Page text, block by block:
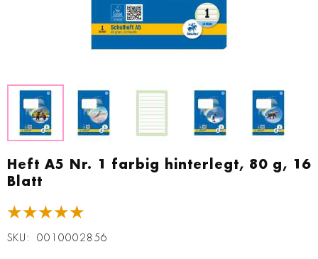
Heft A5 Nr. 1 farbig hinterlegt, 80 g, 16
Blatt
★★★★★
SKU 0010002856
Anfang
der
springen